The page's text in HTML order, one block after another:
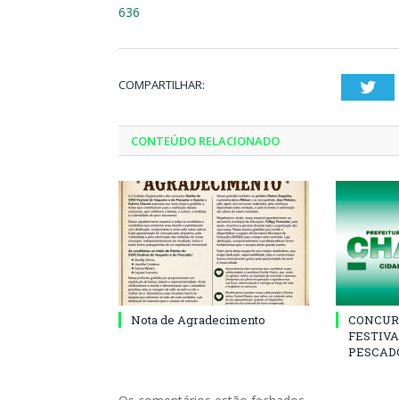
636
COMPARTILHAR:
CONTEÚDO RELACIONADO
Nota de Agradecimento